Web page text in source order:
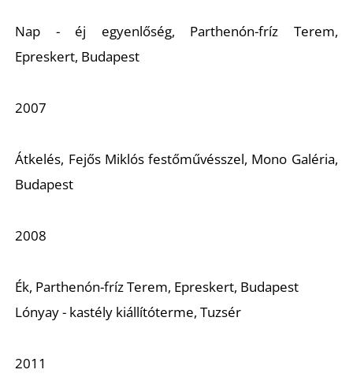
Nap - éj egyenlőség, Parthenón-fríz Terem,
Epreskert, Budapest
2007
Átkelés, Fejős Miklós festőművésszel, Mono Galéria,
Budapest
2008
Ék, Parthenón-fríz Terem, Epreskert, Budapest
Lónyay - kastély kiállítóterme, Tuzsér
2011